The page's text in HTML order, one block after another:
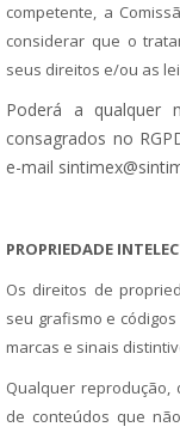
competente, a
considerar que o
seus direitos e/ou as
Poderá a qualquer
consagrados no
e-mail
PROPRIEDADE
Os direitos de
seu grafismo e
marcas e sinais
Qualquer reprodução,
de conteúdos que